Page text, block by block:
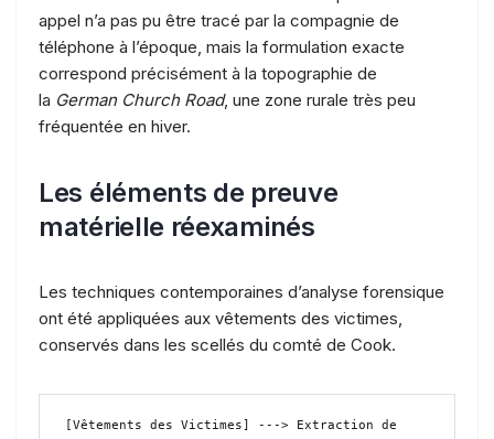
appel n’a pas pu être tracé par la compagnie de
téléphone à l’époque, mais la formulation exacte
correspond précisément à la topographie de
la German Church Road, une zone rurale très peu
fréquentée en hiver.
Les éléments de preuve
matérielle réexaminés
Les techniques contemporaines d’analyse forensique
ont été appliquées aux vêtements des victimes,
conservés dans les scellés du comté de Cook.
[Vêtements des Victimes] ---> Extraction de